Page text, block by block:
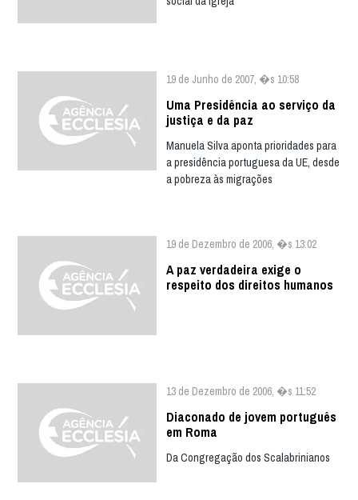
19 de Junho de 2007, �s 10:58
Uma Presidência ao serviço da
justiça e da paz
Manuela Silva aponta prioridades para
a presidência portuguesa da UE, desde
a pobreza às migrações
19 de Dezembro de 2006, �s 13:02
A paz verdadeira exige o
respeito dos direitos humanos
13 de Dezembro de 2006, �s 11:52
Diaconado de jovem português
em Roma
Da Congregação dos Scalabrinianos